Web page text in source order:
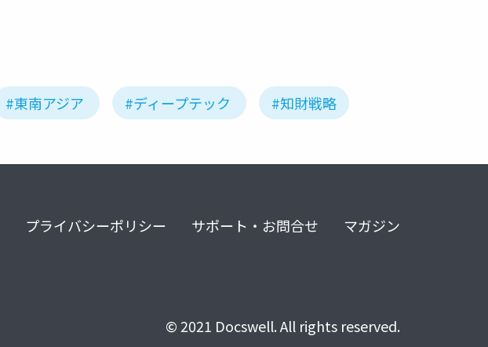
#東南アジア #ディープテック #知財戦略
プライバシーポリシー サポート・お問合せ マガジン
© 2021 Docswell. All rights reserved.